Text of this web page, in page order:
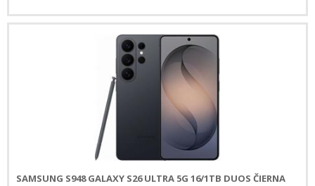
SAMSUNG S948 GALAXY S26 ULTRA 5G 16/1TB DUOS ČIERNA